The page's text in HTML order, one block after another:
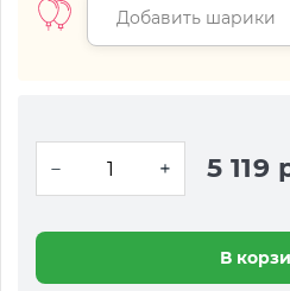
Добавить шарики
5 119
В